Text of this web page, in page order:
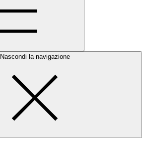
Nascondi la navigazione